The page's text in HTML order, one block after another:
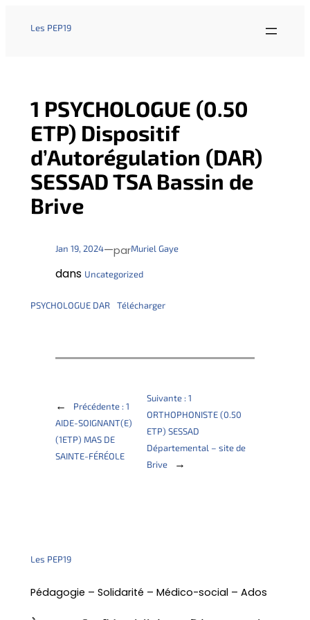
Les PEP19
1 PSYCHOLOGUE (0.50
ETP) Dispositif
d’Autorégulation (DAR)
SESSAD TSA Bassin de
Brive
Jan 19, 2024—parMuriel Gaye
dans Uncategorized
PSYCHOLOGUE DAR Télécharger
← Précédente : 1
AIDE-SOIGNANT(E)
(1ETP) MAS DE
SAINTE-FÉRÉOLE
Suivante : 1
ORTHOPHONISTE (0.50
ETP) SESSAD
Départemental – site de
Brive
→
Les PEP19
Pédagogie – Solidarité – Médico-social – Ados